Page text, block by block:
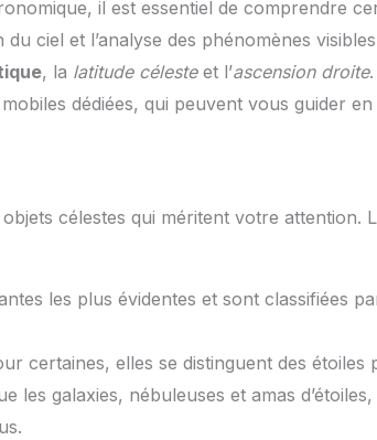
il est essentiel de comprendre
du ciel et l’analyse des phénomènes
, la latitude célesteet l’ascension droite
dédiées, qui peuvent vous guider
célestes qui méritent votre attention.
les plus évidentes et sont classifiées
certaines, elles se distinguent des étoiles
les galaxies, nébuleuses et amas